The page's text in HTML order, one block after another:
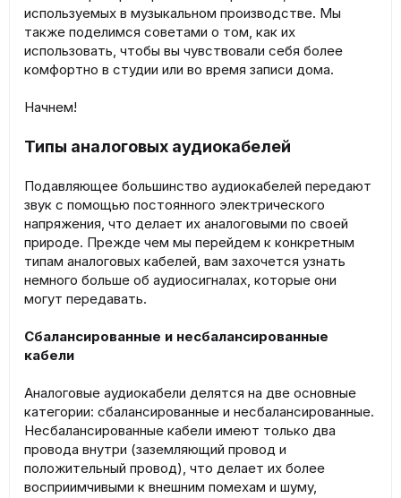
используемых в музыкальном производстве. Мы
также поделимся советами о том, как их
использовать, чтобы вы чувствовали себя более
комфортно в студии или во время записи дома.
Начнем!
Типы аналоговых аудиокабелей
Подавляющее большинство аудиокабелей передают
звук с помощью постоянного электрического
напряжения, что делает их аналоговыми по своей
природе. Прежде чем мы перейдем к конкретным
типам аналоговых кабелей, вам захочется узнать
немного больше об аудиосигналах, которые они
могут передавать.
Сбалансированные и несбалансированные
кабели
Аналоговые аудиокабели делятся на две основные
категории: сбалансированные и несбалансированные.
Несбалансированные кабели имеют только два
провода внутри (заземляющий провод и
положительный провод), что делает их более
восприимчивыми к внешним помехам и шуму,